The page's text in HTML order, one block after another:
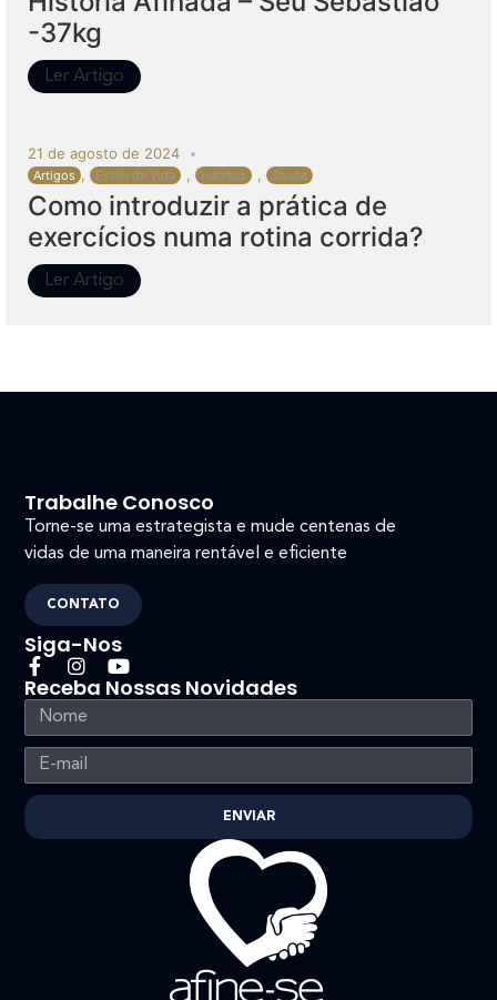
-37kg
Ler Artigo
21 de agosto de 2024
Artigos , Estilo de Vida , Hábitos , Saúde
Como introduzir a prática de
exercícios numa rotina corrida?
Ler Artigo
Trabalhe Conosco
Torne-se uma estrategista e mude centenas de
vidas de uma maneira rentável e eficiente
CONTATO
Siga-Nos
Receba Nossas Novidades
ENVIAR